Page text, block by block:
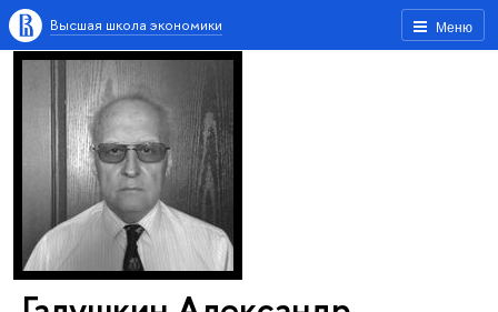
Меню
Высшая школа экономики